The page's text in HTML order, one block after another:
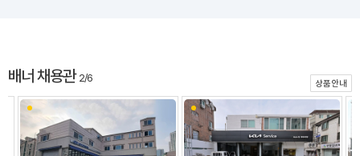
배너 채용관 2/6 상품안내